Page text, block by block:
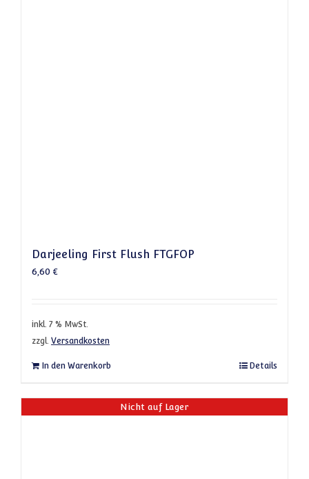
Darjeeling First Flush FTGFOP
6,60 €
inkl. 7 % MwSt.
zzgl. Versandkosten
In den Warenkorb Details
Nicht auf Lager